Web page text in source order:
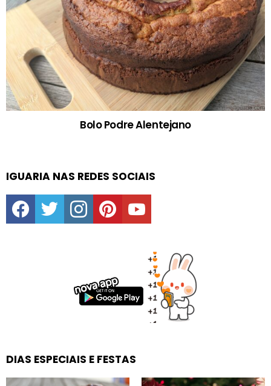
Bolo Podre Alentejano
IGUARIA NAS REDES SOCIAIS
facebooktwitter instagrampinterestyoutube
DIAS ESPECIAIS E FESTAS